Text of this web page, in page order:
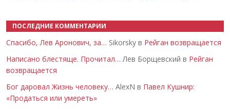
ПОСЛЕДНИЕ КОММЕНТАРИИ
Спасибо, Лев Аронович, за… Sikorsky в Рейган возвращается
Написано блестяще. Прочитал… Лев Борщевский в Рейган
возвращается
Бог даровал Жизнь человеку… AlexN в Павел Кушнир:
«Продаться или умереть»